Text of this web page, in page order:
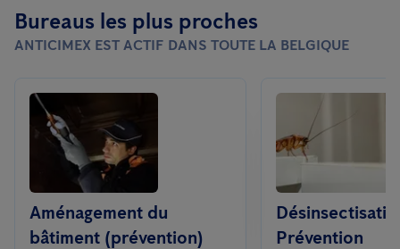
Bureaus les plus proches
ANTICIMEX EST ACTIF DANS TOUTE LA BELGIQUE
Aménagement du
bâtiment (prévention)
Prévention